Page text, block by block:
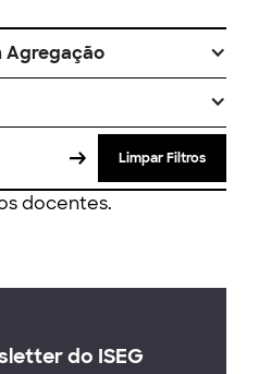
Agregação
Limpar Filtros
docentes.
do ISEG